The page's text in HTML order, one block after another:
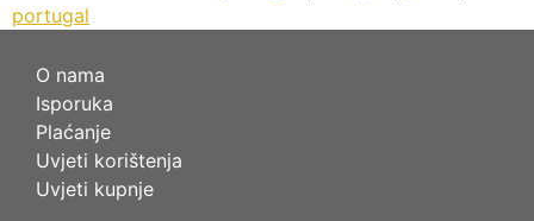
portugal
O nama
Isporuka
Plaćanje
Uvjeti korištenja
Uvjeti kupnje